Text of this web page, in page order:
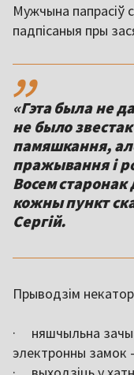
Мужчына папрасіў
падпісаныя пры
,,
«Гэта была не
не было
памяшкання,
пражывання і
Восем
кожны пункт
Сергій.
Прыводзім
· няшчыльна
электронны замок